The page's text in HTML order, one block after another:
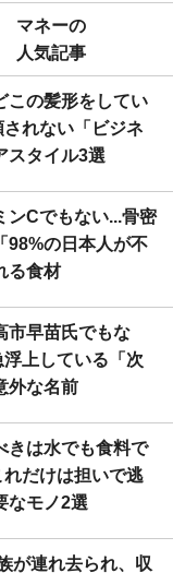
マネーの
人気記事
この髪形をしてい
れない「ビジネ
スタイル3選
ンCでもない...骨密
98%の日本人が不
る食材
市早苗氏でもな
上している「次
外な名前
きは水でも食料で
れだけは担いで逃
なモノ2選
が連れ去られ、収